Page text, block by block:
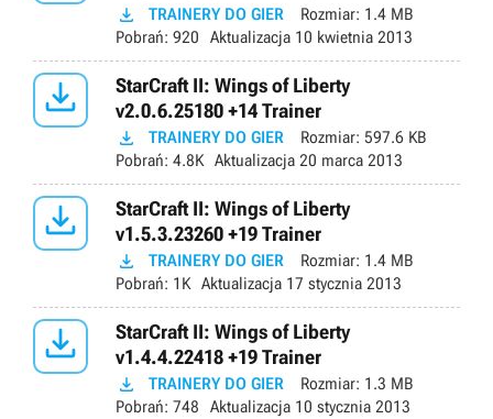
 TRAINERY DO GIER Rozmiar: 1.4 MB
Pobrań: 920 Aktualizacja 10 kwietnia 2013

StarCraft II: Wings of Liberty
v2.0.6.25180 +14 Trainer
 TRAINERY DO GIER Rozmiar: 597.6 KB
Pobrań: 4.8K Aktualizacja 20 marca 2013

StarCraft II: Wings of Liberty
v1.5.3.23260 +19 Trainer
 TRAINERY DO GIER Rozmiar: 1.4 MB
Pobrań: 1K Aktualizacja 17 stycznia 2013

StarCraft II: Wings of Liberty
v1.4.4.22418 +19 Trainer
 TRAINERY DO GIER Rozmiar: 1.3 MB
Pobrań: 748 Aktualizacja 10 stycznia 2013